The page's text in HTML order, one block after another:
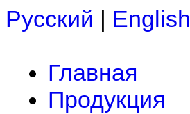
Русский | English
Главная
Продукция